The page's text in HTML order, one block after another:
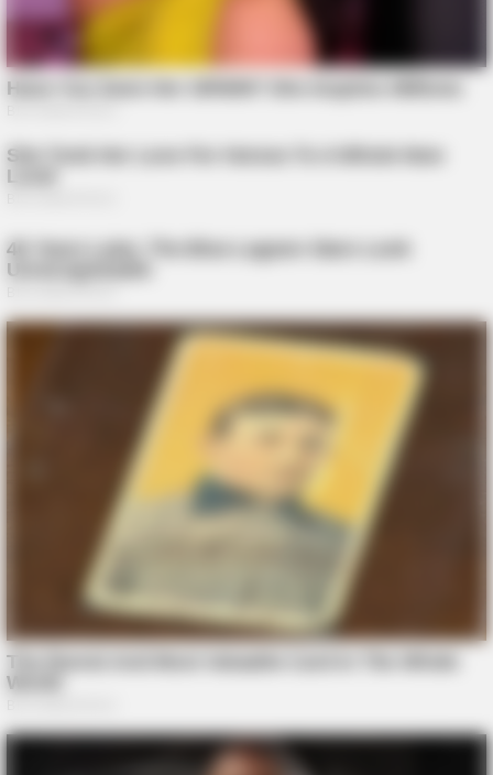
What Your Nails And Rings Say About Who You Really Are!
5 AI Side Hustles Tested For 3 Months. Here Are The Real